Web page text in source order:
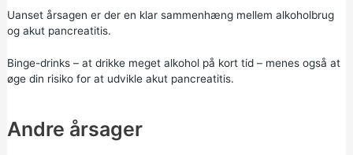
Uanset årsagen er der en klar sammenhæng mellem alkoholbrug
og akut pancreatitis.
Binge-drinks– at drikke meget alkohol på kort tid – menes også at
øge din risiko for at udvikle akut pancreatitis.
Andre årsager